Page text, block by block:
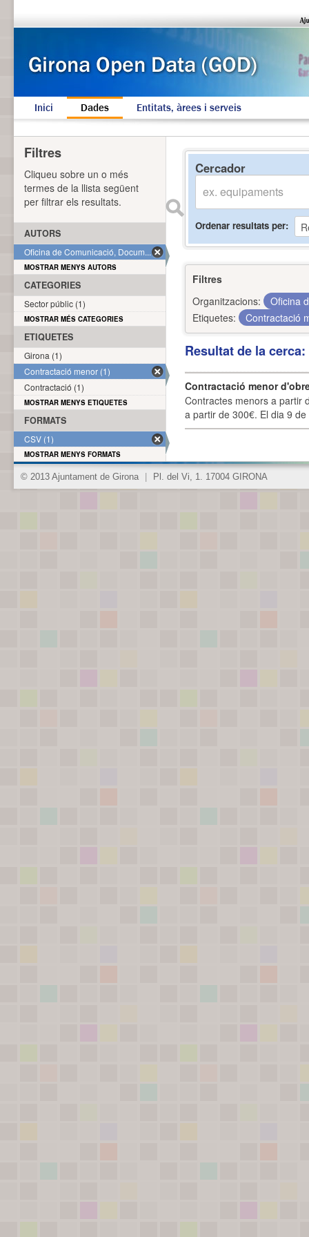
Inici Dades Entitats, àrees i serveis
Cercador
Ordenar resultats per
Filtres
Organitzacions:
Oficina
Etiquetes:
Contractació
Resultat de la
Contractació menor
Contractes menors a partir
a partir de 300€. El dia 9
Filtres
Cliqueu sobre un o més
termes de la llista següent
per filtrar els resultats.
AUTORS
Oficina de Comunicació, Docum... (1)
MOSTRAR MENYS AUTORS
CATEGORIES
Sector públic (1)
MOSTRAR MÉS CATEGORIES
ETIQUETES
Girona (1)
Contractació menor (1)
Contractació (1)
MOSTRAR MENYS ETIQUETES
FORMATS
CSV (1)
MOSTRAR MENYS FORMATS
© 2013 Ajuntament de Girona Pl. del Vi, 1. 17004 GIRONA